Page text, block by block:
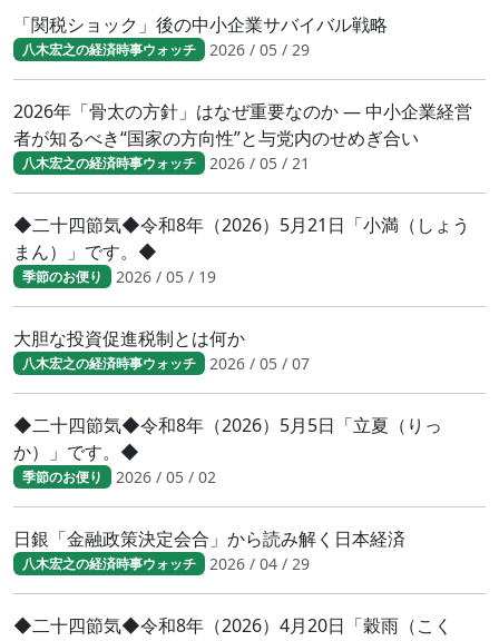
「関税ショック」後の中小企業サバイバル戦略
八木宏之の経済時事ウォッチ 2026 / 05 / 29
2026年「骨太の方針」はなぜ重要なのか ― 中小企業経営
者が知るべき“国家の方向性”と与党内のせめぎ合い
八木宏之の経済時事ウォッチ 2026 / 05 / 21
◆二十四節気◆令和8年（2026）5月21日「小満（しょう
まん）」です。◆
季節のお便り 2026 / 05 / 19
大胆な投資促進税制とは何か
八木宏之の経済時事ウォッチ 2026 / 05 / 07
◆二十四節気◆令和8年（2026）5月5日「立夏（りっ
か）」です。◆
季節のお便り 2026 / 05 / 02
日銀「金融政策決定会合」から読み解く日本経済
八木宏之の経済時事ウォッチ 2026 / 04 / 29
◆二十四節気◆令和8年（2026）4月20日「穀雨（こく